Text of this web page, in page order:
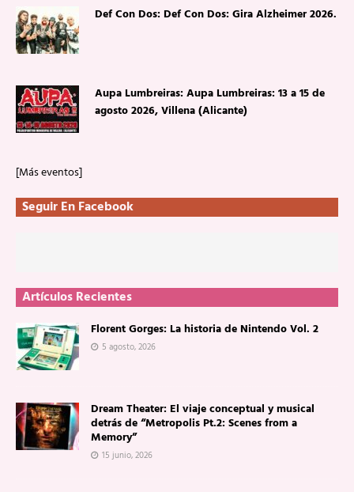
Def Con Dos: Def Con Dos: Gira Alzheimer 2026.
Aupa Lumbreiras: Aupa Lumbreiras: 13 a 15 de
agosto 2026, Villena (Alicante)
[Más eventos]
Seguir En Facebook
Artículos Recientes
Florent Gorges: La historia de Nintendo Vol. 2
5 agosto, 2026
Dream Theater: El viaje conceptual y musical
detrás de “Metropolis Pt.2: Scenes from a
Memory”
15 junio, 2026